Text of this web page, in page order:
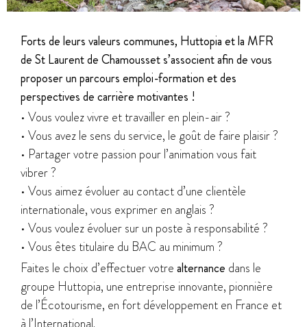
Forts de leurs valeurs communes, Huttopia et la MFR
de St Laurent de Chamousset s’associent afin de vous
proposer un parcours emploi-formation et des
perspectives de carrière motivantes !
• Vous voulez vivre et travailler en plein-air ?
• Vous avez le sens du service, le goût de faire plaisir ?
• Partager votre passion pour l’animation vous fait
vibrer ?
• Vous aimez évoluer au contact d’une clientèle
internationale, vous exprimer en anglais ?
• Vous voulez évoluer sur un poste à responsabilité ?
• Vous êtes titulaire du BAC au minimum ?
Faites le choix d’effectuer votrealternance dans le
groupe Huttopia, une entreprise innovante, pionnière
de l’Écotourisme, en fort développement en France et
à l’International.